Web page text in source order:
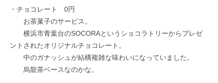
・チョコレート 0円
お茶菓子のサービス。
横浜市青葉台のSOCORAというショコラトリーからプレゼ
ントされたオリジナルチョコレート。
中のガナッシュが結構複雑な味わいになっていました。
烏龍茶ベースなのかな。